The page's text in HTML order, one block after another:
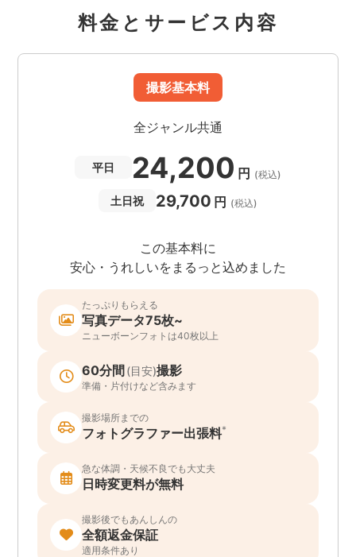
料金とサービス内容
撮影基本料
全ジャンル共通
平日 24,200 円 (税込)
土日祝 29,700 円 (税込)
この基本料に
安心・うれしいをまるっと込めました
たっぷりもらえる
写真データ75枚~
ニューボーンフォトは40枚以上
60分間 (目安)撮影
準備・片付けなど含みます
撮影場所までの
フォトグラファー出張料*
急な体調・天候不良でも大丈夫
日時変更料が無料
撮影後でもあんしんの
全額返金保証
適用条件あり